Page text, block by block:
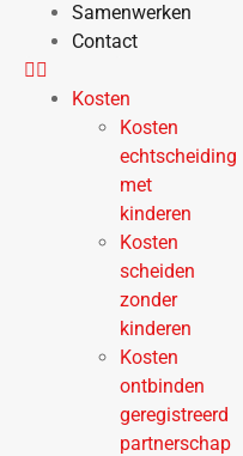
Samenwerken
Contact
Kosten
Kosten
echtscheiding
met
kinderen
Kosten
scheiden
zonder
kinderen
Kosten
ontbinden
geregistreerd
partnerschap